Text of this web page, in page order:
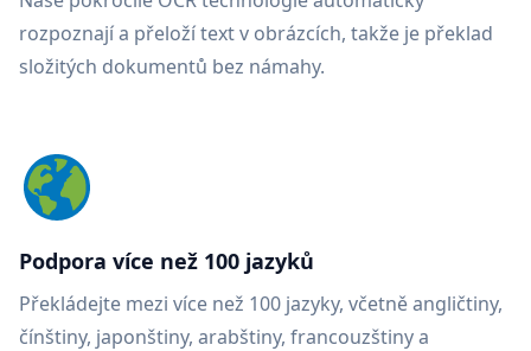
rozpoznají a přeloží text v obrázcích, takže je překlad
složitých dokumentů bez námahy.
Podpora více než 100 jazyků
Překládejte mezi více než 100 jazyky, včetně angličtiny,
čínštiny, japonštiny, arabštiny, francouzštiny a